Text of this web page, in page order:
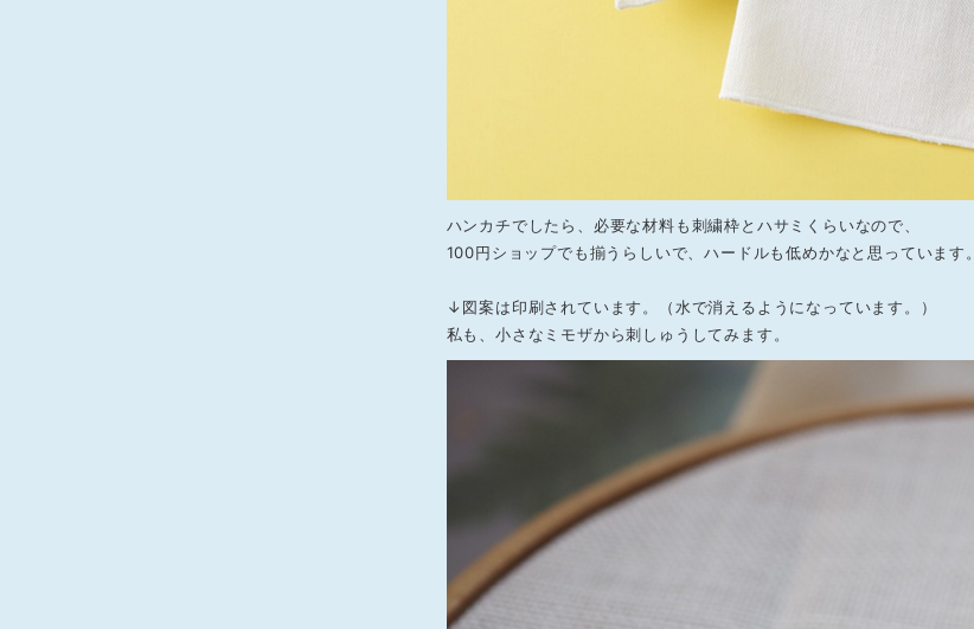
ハンカチでしたら、必要な材料も刺繍枠とハサミくらいなので、
100円ショップでも揃うらしいで、ハードルも低めかなと思っています。
↓図案は印刷されています。（水で消えるようになっています。）
私も、小さなミモザから刺しゅうしてみます。